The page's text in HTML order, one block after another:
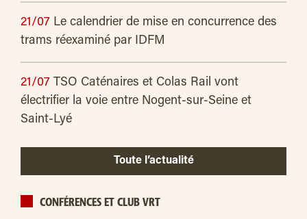
21/07 Le calendrier de mise en concurrence des
trams réexaminé par IDFM
21/07 TSO Caténaires et Colas Rail vont
électrifier la voie entre Nogent-sur-Seine et
Saint-Lyé
Toute l’actualité
CONFÉRENCES ET CLUB VRT